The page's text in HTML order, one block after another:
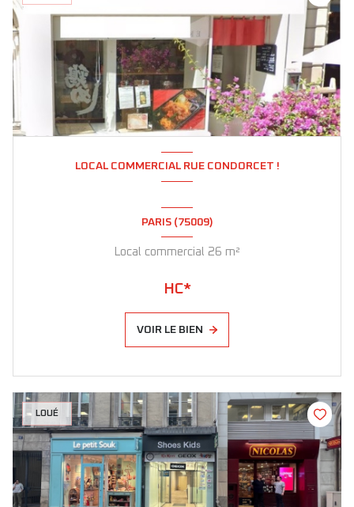
LOCAL COMMERCIAL RUE CONDORCET !
PARIS (75009)
Local commercial 26 m²
HC*
VOIR LE BIEN
LOUÉ